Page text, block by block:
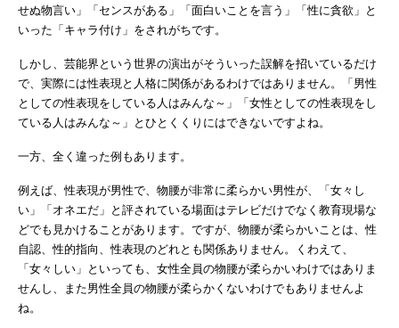
せぬ物言い」「センスがある」「面白いことを言う」「性に貪欲」と
いった「キャラ付け」をされがちです。
しかし、芸能界という世界の演出がそういった誤解を招いているだけ
で、実際には性表現と人格に関係があるわけではありません。「男性
としての性表現をしている人はみんな～」「女性としての性表現をし
ている人はみんな～」とひとくくりにはできないですよね。
一方、全く違った例もあります。
例えば、性表現が男性で、物腰が非常に柔らかい男性が、「女々し
い」「オネエだ」と評されている場面はテレビだけでなく教育現場な
どでも見かけることがあります。ですが、物腰が柔らかいことは、性
自認、性的指向、性表現のどれとも関係ありません。くわえて、
「女々しい」といっても、女性全員の物腰が柔らかいわけではありま
せんし、また男性全員の物腰が柔らかくないわけでもありませんよ
ね。